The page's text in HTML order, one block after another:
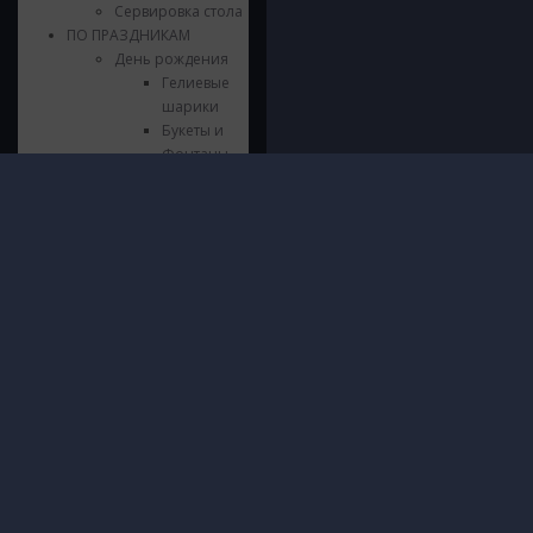
Сервировка стола
ПО ПРАЗДНИКАМ
День рождения
Гелиевые
шарики
Букеты и
Фонтаны